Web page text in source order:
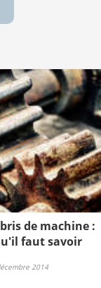
de machine :
faut savoir
2014